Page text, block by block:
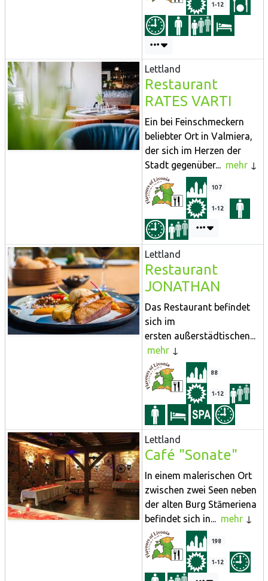
1-12
Lettland
Restaurant
RATES VARTI
Ein bei Feinschmeckern
beliebter Ort in Valmiera,
der sich im Herzen der
Stadt gegenüber... mehr
107
1-12
Lettland
Restaurant
JONATHAN
Das Restaurant befindet
sich im
ersten außerstädtischen...
mehr
88
1-12
Lettland
Café "Sonate"
In einem malerischen Ort
zwischen zwei Seen neben
der alten Burg Stāmeriena
befindet sich in... mehr
198
1-12